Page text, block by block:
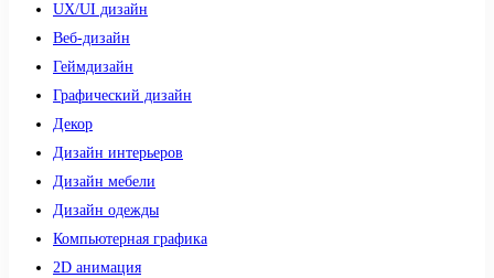
UX/UI дизайн
Веб-дизайн
Геймдизайн
Графический дизайн
Декор
Дизайн интерьеров
Дизайн мебели
Дизайн одежды
Компьютерная графика
2D анимация